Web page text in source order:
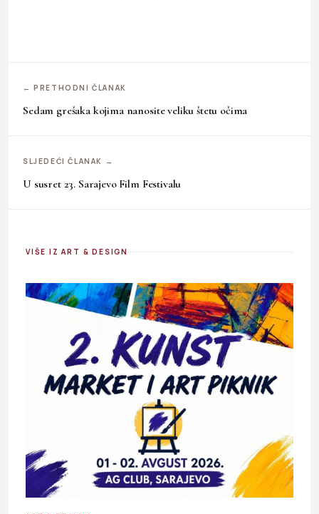
← PRETHODNI ČLANAK
Sedam grešaka kojima nanosite veliku štetu očima
SLJEDEĆI ČLANAK →
U susret 23. Sarajevo Film Festivalu
VIŠE IZ ART & DESIGN